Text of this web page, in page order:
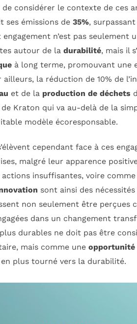
considérer le contexte de ces
ses émissions de 35%,
n’est pas seulement
autour de la durabilité, mais il
à long terme, promouvant une
ailleurs, la réduction de 10% de
et de la production de déchets
Kraton qui va au-delà de la
modèle écoresponsable.
cependant face à ces
malgré leur apparence
insuffisantes, voire
sont ainsi des
non seulement être perçues
dans un changement
durables ne doit pas être
mais comme une opportunité
plus tourné vers la durabilité.